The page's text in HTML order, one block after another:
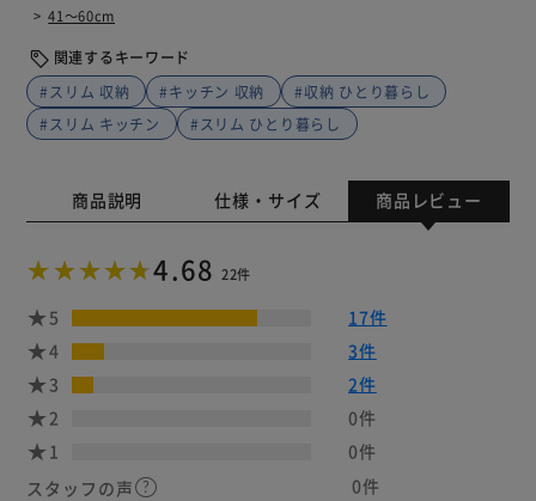
41～60cm
関連するキーワード
#スリム 収納
#キッチン 収納
#収納 ひとり暮らし
#スリム キッチン
#スリム ひとり暮らし
商品説明 仕様・サイズ 商品レビュー
4.68 22件
5
17件
4
3件
3
2件
2
0件
1
0件
スタッフの声
0件